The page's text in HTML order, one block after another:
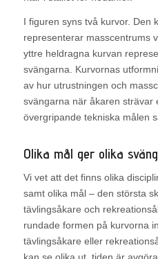
I figuren syns två kurvor. Den
representerar masscentrums
yttre heldragna kurvan
svängarna. Kurvornas
av hur utrustningen och
svängarna när åkaren strävar
övergripande tekniska målen
Olika mål ger olika
Vi vet att det finns olika
samt olika mål – den största
tävlingsåkare och
rundade formen på kurvorna
tävlingsåkare eller